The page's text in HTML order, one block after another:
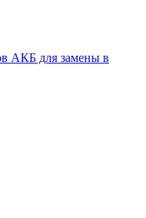
АКБ для замены в